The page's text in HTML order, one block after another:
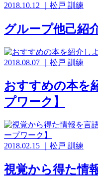
2018.10.12 松戸 訓練
グループ他己紹
2018.08.07 松戸 訓練
おすすめの本を
プワーク】
2018.02.15 松戸 訓練
視覚から得た情